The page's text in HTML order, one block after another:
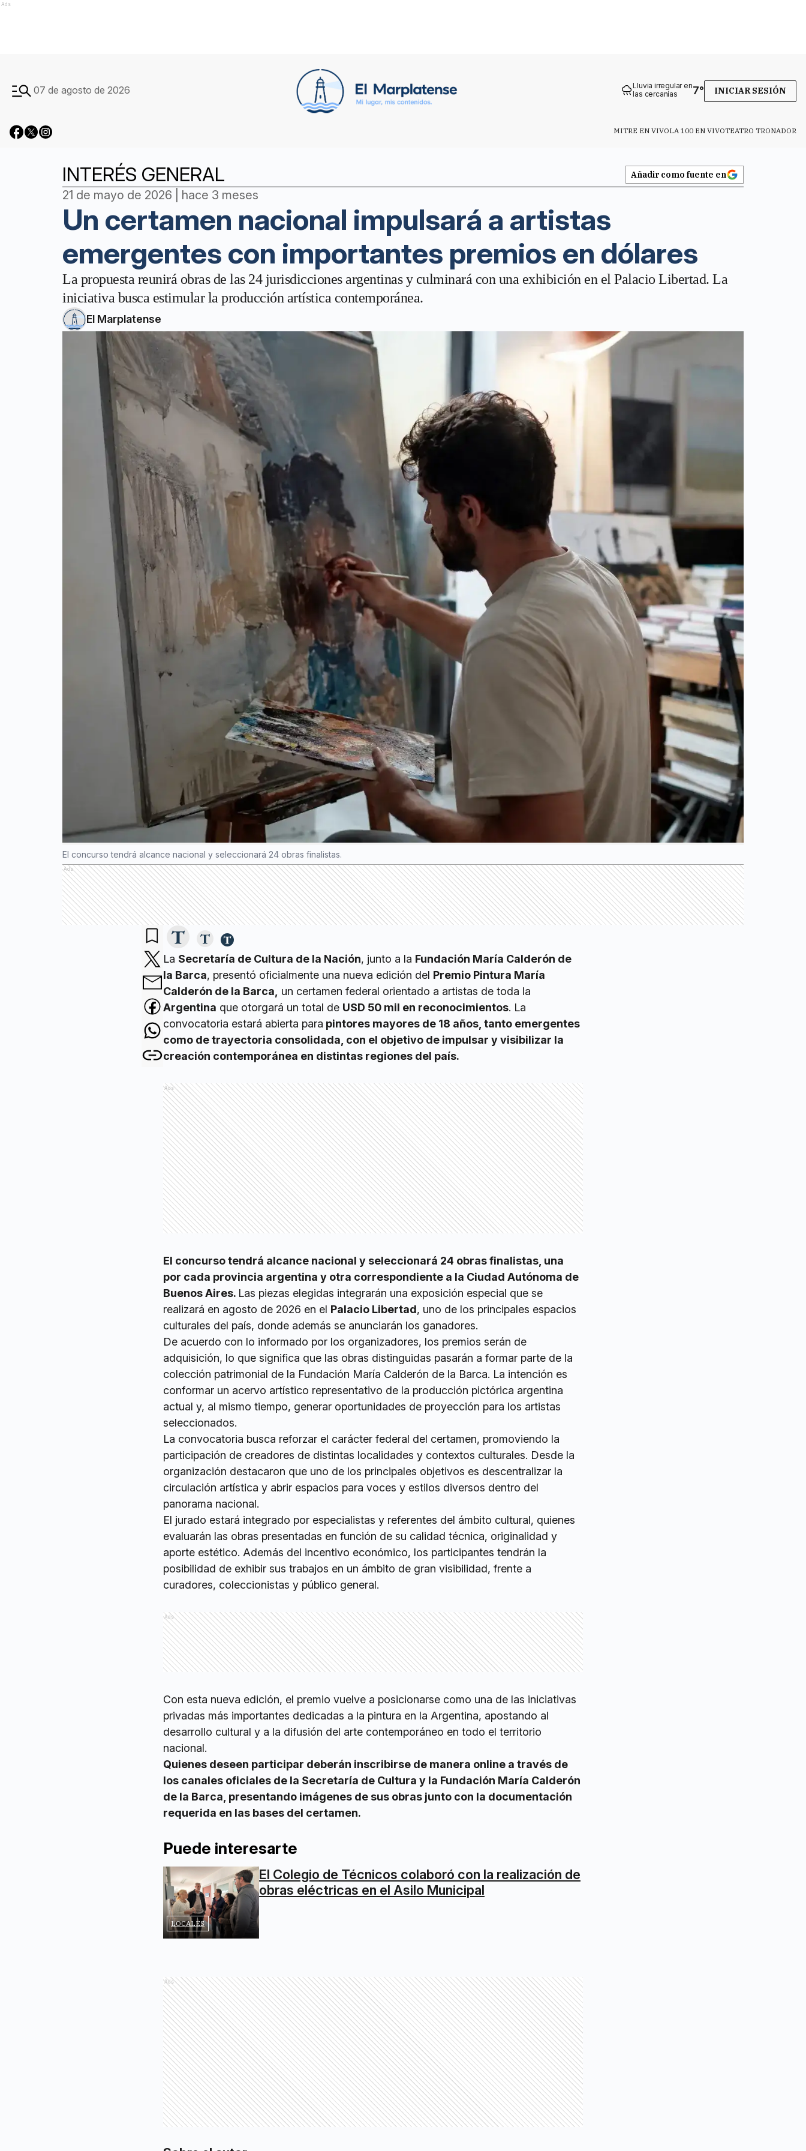
Ads
07 de agosto de 2026
Lluvia irregular en
las cercanías
7° INICIAR SESIÓN
MITRE EN VIVOLA 100 EN VIVOTEATRO TRONADOR
INTERÉS GENERAL Añadir como fuente en
21 de mayo de 2026 | hace 3 meses
Un certamen nacional impulsará a artistas
emergentes con importantes premios en dólares
La propuesta reunirá obras de las 24 jurisdicciones argentinas y culminará con una exhibición en el Palacio Libertad. La
iniciativa busca estimular la producción artística contemporánea.
El Marplatense
El concurso tendrá alcance nacional y seleccionará 24 obras finalistas.
Ads
La Secretaría de Cultura de la Nación, junto a la Fundación María Calderón de
la Barca, presentó oficialmente una nueva edición del Premio Pintura María
Calderón de la Barca, un certamen federal orientado a artistas de toda la
Argentina que otorgará un total de USD 50 mil en reconocimientos. La
convocatoria estará abierta para pintores mayores de 18 años, tanto emergentes
como de trayectoria consolidada, con el objetivo de impulsar y visibilizar la
creación contemporánea en distintas regiones del país.
Ads
El concurso tendrá alcance nacional y seleccionará 24 obras finalistas, una
por cada provincia argentina y otra correspondiente a la Ciudad Autónoma de
Buenos Aires. Las piezas elegidas integrarán una exposición especial que se
realizará en agosto de 2026 en el Palacio Libertad, uno de los principales espacios
culturales del país, donde además se anunciarán los ganadores.
De acuerdo con lo informado por los organizadores, los premios serán de
adquisición, lo que significa que las obras distinguidas pasarán a formar parte de la
colección patrimonial de la Fundación María Calderón de la Barca. La intención es
conformar un acervo artístico representativo de la producción pictórica argentina
actual y, al mismo tiempo, generar oportunidades de proyección para los artistas
seleccionados.
La convocatoria busca reforzar el carácter federal del certamen, promoviendo la
participación de creadores de distintas localidades y contextos culturales. Desde la
organización destacaron que uno de los principales objetivos es descentralizar la
circulación artística y abrir espacios para voces y estilos diversos dentro del
panorama nacional.
El jurado estará integrado por especialistas y referentes del ámbito cultural, quienes
evaluarán las obras presentadas en función de su calidad técnica, originalidad y
aporte estético. Además del incentivo económico, los participantes tendrán la
posibilidad de exhibir sus trabajos en un ámbito de gran visibilidad, frente a
curadores, coleccionistas y público general.
Ads
Con esta nueva edición, el premio vuelve a posicionarse como una de las iniciativas
privadas más importantes dedicadas a la pintura en la Argentina, apostando al
desarrollo cultural y a la difusión del arte contemporáneo en todo el territorio
nacional.
Quienes deseen participar deberán inscribirse de manera online a través de
los canales oficiales de la Secretaría de Cultura y la Fundación María Calderón
de la Barca, presentando imágenes de sus obras junto con la documentación
requerida en las bases del certamen.
Puede interesarte
LOCALES
El Colegio de Técnicos colaboró con la realización de
obras eléctricas en el Asilo Municipal
Ads